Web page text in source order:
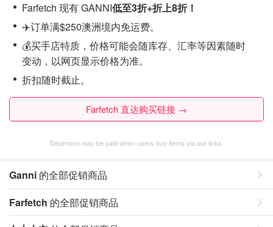
Farfetch 现有 GANNI低至3折+折上8折！
✈️订单满$250澳洲境内免运费。
💰买手店特质，价格可能会随库存、汇率等因素随时
变动，以网页显示价格为准。
折扣随时截止。
Farfetch 直达购买链接 →
Dealmoon may be paid when users buy items via our links.
Ganni 的全部促销商品
Farfetch 的全部促销商品